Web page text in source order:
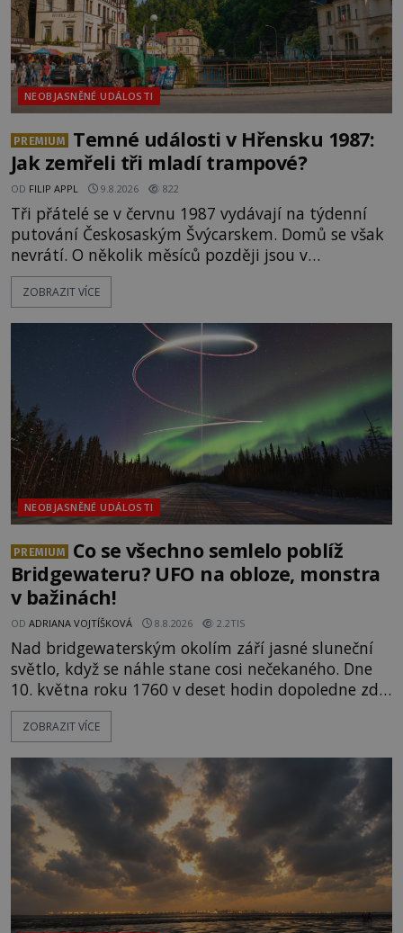
NEOBJASNĚNÉ UDÁLOSTI
PREMIUM
Temné události v Hřensku 1987:
Jak zemřeli tři mladí trampové?
OD FILIP APPL 9.8.2026 822
Tři přátelé se v červnu 1987 vydávají na týdenní
putování Českosaským Švýcarskem. Domů se však
nevrátí. O několik měsíců později jsou v
nepřístupných skalách u Hřenska nalezeny jejich
kostry – a s nimi stopy, které se jen obtížně slučují
přírodní živel, neznámý útočník, nebo někdo, koho
tehdejší režim nechtěl odhalit? [gallery
ids="171131,171132,1711
ZOBRAZIT VÍCE
NEOBJASNĚNÉ UDÁLOSTI
PREMIUM
Co se všechno semlelo poblíž
Bridgewateru? UFO na obloze, monstra
v bažinách!
OD ADRIANA VOJTÍŠKOVÁ 8.8.2026 2.2TIS
Nad bridgewaterským okolím září jasné sluneční
světlo, když se náhle stane cosi nečekaného. Dne
10. května roku 1760 v deset hodin dopoledne zde
dojde k vůbec prvnímu historicky doloženému
přeletu UFO. Podle záznamů vyzařuje takové
jen o nějaký optický klam, nebo se zde skutečně
právě vznáší mimozemská loď
ZOBRAZIT VÍCE